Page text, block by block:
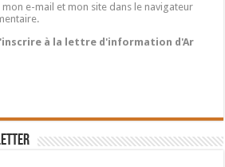
e-mail et mon site dans le navigateur
à la lettre d'information d'Ar